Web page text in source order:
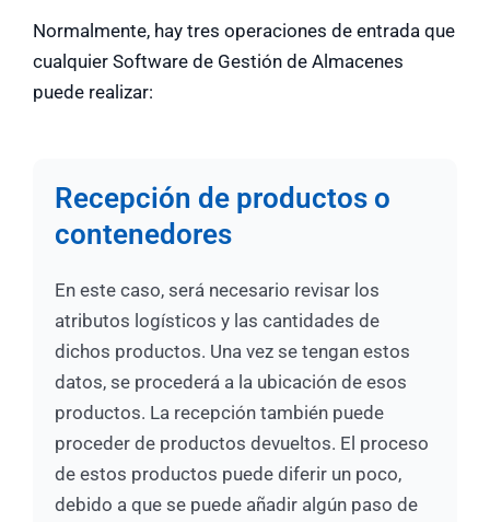
Normalmente, hay tres operaciones de entrada que
cualquier Software de Gestión de Almacenes
puede realizar:
Recepción de productos o
contenedores
En este caso, será necesario revisar los
atributos logísticos y las cantidades de
dichos productos. Una vez se tengan estos
datos, se procederá a la ubicación de esos
productos. La recepción también puede
proceder de productos devueltos. El proceso
de estos productos puede diferir un poco,
debido a que se puede añadir algún paso de